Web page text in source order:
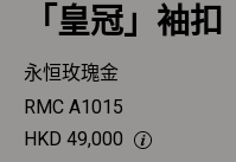
「皇冠」袖扣
永恒玫瑰金
RMC A1015
HKD 49,000